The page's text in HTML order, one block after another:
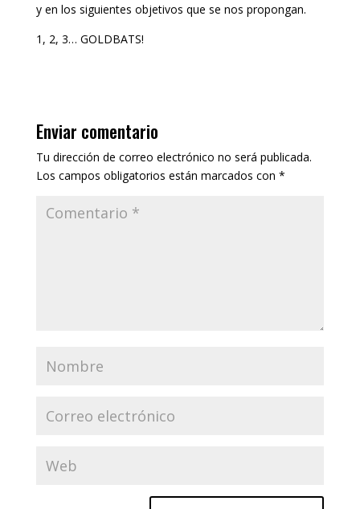
y en los siguientes objetivos que se nos propongan.
1, 2, 3… GOLDBATS!
Enviar comentario
Tu dirección de correo electrónico no será publicada.
Los campos obligatorios están marcados con *